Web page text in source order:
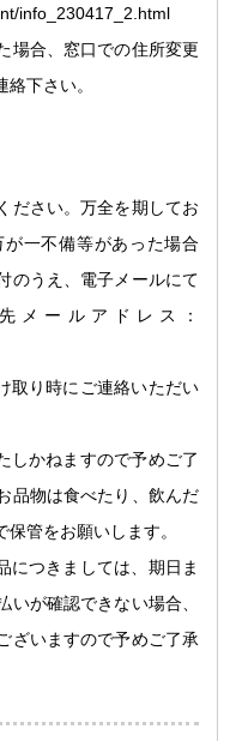
info_230417_2.html
場合、窓口での住所変更
下さい。
ださい。万全を期してお
一不備等があった場合
のうえ、電子メールにて
メールアドレス：
取り時にご連絡いただい
しかねますので予めご了
品物は食べたり、飲んだ
管をお願いします。
つきましては、期日ま
が確認できない場合、
ざいますので予めご了承